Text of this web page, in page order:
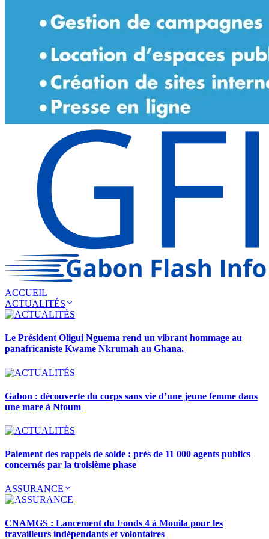
ACCUEIL
ACTUALITÉS
Le Président Oligui Nguema rend un vibrant hommage au
panafricaniste Kwame Nkrumah au Ghana.
Gabon : découverte du corps sans vie d’une jeune femme dans
une mare à Ntoum
Paiement des rappels de solde : près de 11 000 agents publics
concernés par la troisième phase
ASSURANCE
CNAMGS : Lancement du Fonds 4 à Mouila pour les
travailleurs indépendants et volontaires